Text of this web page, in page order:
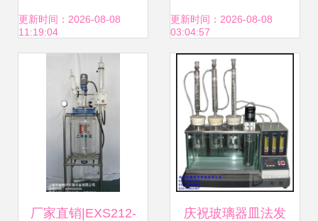
反跌？
更新时间：2026-08-08
11:19:04
器为您保驾护航
更新时间：2026-08-08
03:04:57
厂家直销|EXS212- 庆祝玻璃器皿法发